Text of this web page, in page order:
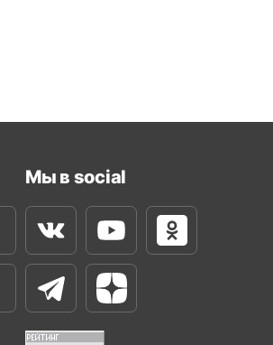
Мы в social
ВконтактеYoutube
ТелеграмЯндекс Дзен